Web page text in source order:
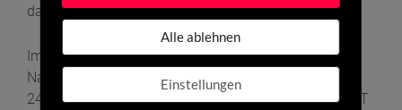
das bei einer Innenmaulweite von jetzt 23 Millimeter.
Im Zentrum des Laufradsatz dreht sich DT Swiss
Nabentechnik. Wahlweise als Version mit DT Swiss
240 EXP Nabe oder High-End und noch leichter mit DT
Alle ablehnen
Einstellungen